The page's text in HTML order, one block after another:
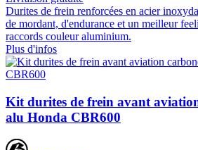
Durites de frein renforcées en acier
de mordant, d'endurance et un meilleur
raccords couleur aluminium.
Plus d'infos
Kit durites de frein avant
alu Honda CBR600